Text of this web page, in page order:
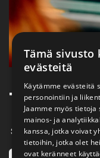
Tilaa
Sähköposti
Tämä sivusto
evästeitä
Käytämme evästeitä
personointiin ja
Jaamme myös
mainos- ja
kanssa, jotka voivat
tietoihin, jotka olet
ovat keränneet